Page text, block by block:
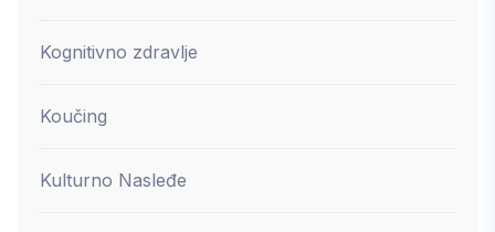
Kognitivno zdravlje
Koučing
Kulturno Nasleđe